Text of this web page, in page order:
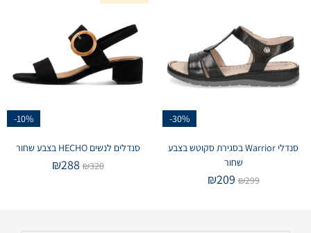
-30%
סנדלי Warrior בסגירת סקוטש בצבע
שחור
₪299
₪209
-10%
סנדלים לנשים HECHO בצבע שחור
₪320
₪288